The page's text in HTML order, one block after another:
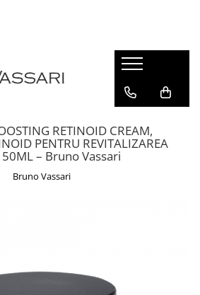
RETINOID CREAM,
PENTRU REVITALIZAREA
50ML – Bruno Vassari
Bruno Vassari